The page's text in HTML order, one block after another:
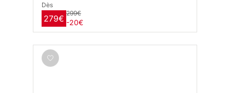
Dès
279€
299€
-20€